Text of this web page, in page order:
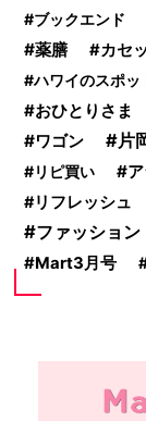
ブックエンド
薬膳 カセ
ハワイのスポッ
おひとりさま
ワゴン 片
リピ買い
リフレッシュ
ファッション
Mart3月号